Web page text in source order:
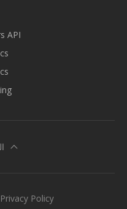
API
Privacy Policy